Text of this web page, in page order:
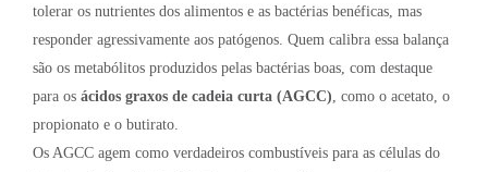
tolerar os nutrientes dos alimentos e as bactérias benéficas, mas
responder agressivamente aos patógenos. Quem calibra essa balança
são os metabólitos produzidos pelas bactérias boas, com destaque
para os ácidos graxos de cadeia curta (AGCC), como o acetato, o
propionato e o butirato.
Os AGCC agem como verdadeiros combustíveis para as células do